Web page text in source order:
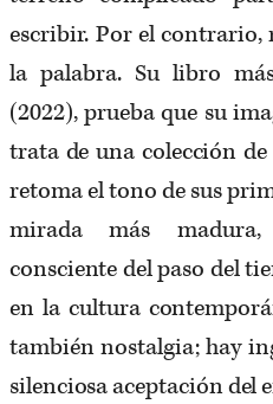
escribir. Por el contrario,
la palabra. Su libro
(2022), prueba que su
trata de una colección
retoma el tono de sus
mirada más
consciente del paso del
en la cultura
también nostalgia; hay
silenciosa aceptación del